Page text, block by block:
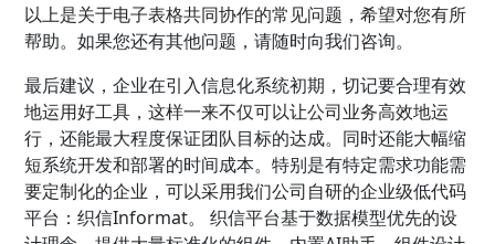
以上是关于电子表格共同协作的常见问题，希望对您有所
帮助。如果您还有其他问题，请随时向我们咨询。
最后建议，企业在引入信息化系统初期，切记要合理有效
地运用好工具，这样一来不仅可以让公司业务高效地运
行，还能最大程度保证团队目标的达成。同时还能大幅缩
短系统开发和部署的时间成本。特别是有特定需求功能需
要定制化的企业，可以采用我们公司自研的企业级低代码
平台：织信Informat。 织信平台基于数据模型优先的设